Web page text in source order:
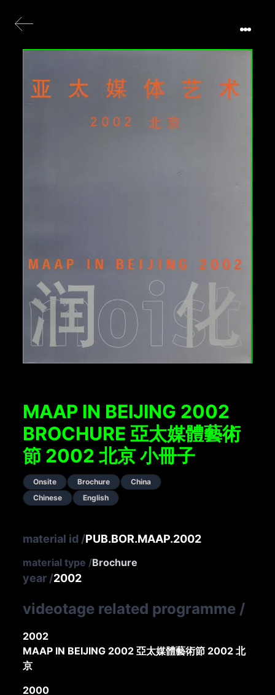
MAAP IN BEIJING 2002
BROCHURE 亞太媒體藝術
節 2002 北京 小冊子
Onsite Brochure
China
Chinese
English
material id /PUB.BOR.MAAP.2002
material type /Brochure
year /2002
videotage related programme /
2002
MAAP IN BEIJING 2002 亞太媒體藝術節 2002 北
京
2000